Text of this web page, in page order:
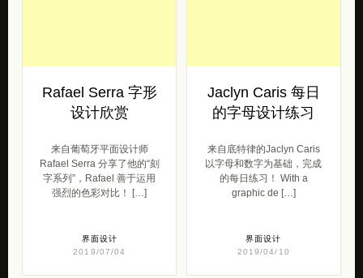
Rafael Serra 字形
设计欣赏
来自葡萄牙平面设计师
Rafael Serra 分享了他的“刻
字系列”，Rafael 善于运用
强烈的色彩对比！ […]
界面设计
2019/07/04
Jaclyn Caris 每日
的字母设计练习
来自底特律的Jaclyn Caris
以字母和数字为基础，完成
的每日练习！ With a
graphic de […]
界面设计
2019/04/10